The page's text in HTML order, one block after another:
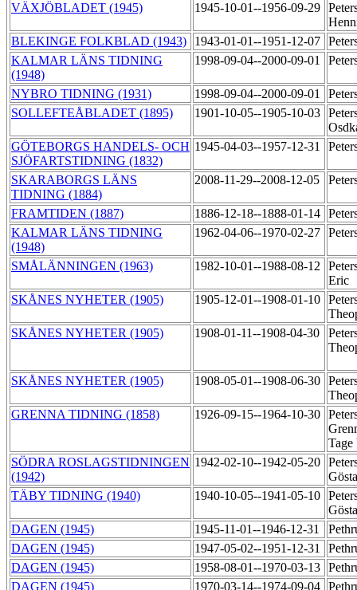
VÄXJÖBLADET (1945)
1945-10-01--1956-09-29
BLEKINGE FOLKBLAD (1943)
1943-01-01--1951-12-07
KALMAR LÄNS TIDNING
(1948)
1998-09-04--2000-09-01
NYBRO TIDNING (1931) 1998-09-04--2000-09-01
SOLLEFTEÅBLADET (1895)
1901-10-05--1905-10-03
GÖTEBORGS HANDELS- OCH
SJÖFARTSTIDNING (1832)
1945-04-03--1957-12-31
SKARABORGS LÄNS
TIDNING (1884)
2008-11-29--2008-12-05
FRAMTIDEN (1887) 1886-12-18--1888-01-14
KALMAR LÄNS TIDNING
(1948)
1962-04-06--1970-02-27
SMÅLÄNNINGEN (1963) 1982-10-01--1988-08-12
Eric
SKÅNES NYHETER (1905)
1905-12-01--1908-01-10
SKÅNES NYHETER (1905)
1908-01-11--1908-04-30
SKÅNES NYHETER (1905) 1908-05-01--1908-06-30
GRENNA TIDNING (1858)
1926-09-15--1964-10-30
SÖDRA ROSLAGSTIDNINGEN
(1942)
1942-02-10--1942-05-20
TÄBY TIDNING (1940)
1940-10-05--1941-05-10
DAGEN (1945)
1945-11-01--1946-12-31
DAGEN (1945)
1947-05-02--1951-12-31
DAGEN (1945)
1958-08-01--1970-03-13
DAGEN (1945)
1970-03-14--1974-09-04